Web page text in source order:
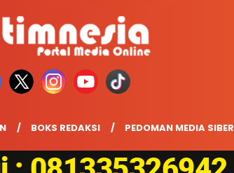
BOKS REDAKSI PEDOMAN MEDIA SIBER
JATIMNESIA.COM - ALL RIGHTS RESERVED